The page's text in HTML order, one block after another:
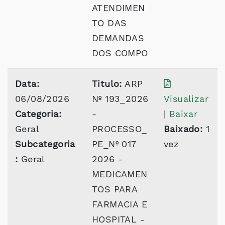
ATENDIMEN
TO DAS
DEMANDAS
DOS COMPO
Data:
06/08/2026
Categoria:
Geral
Subcategoria
: Geral
Titulo: ARP
Nº 193_2026
-
PROCESSO_
PE_Nº 017
2026 -
MEDICAMEN
TOS PARA
FARMACIA E
HOSPITAL -
Visualizar
| Baixar
Baixado: 1
vez